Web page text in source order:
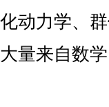
动力学、
量来自数